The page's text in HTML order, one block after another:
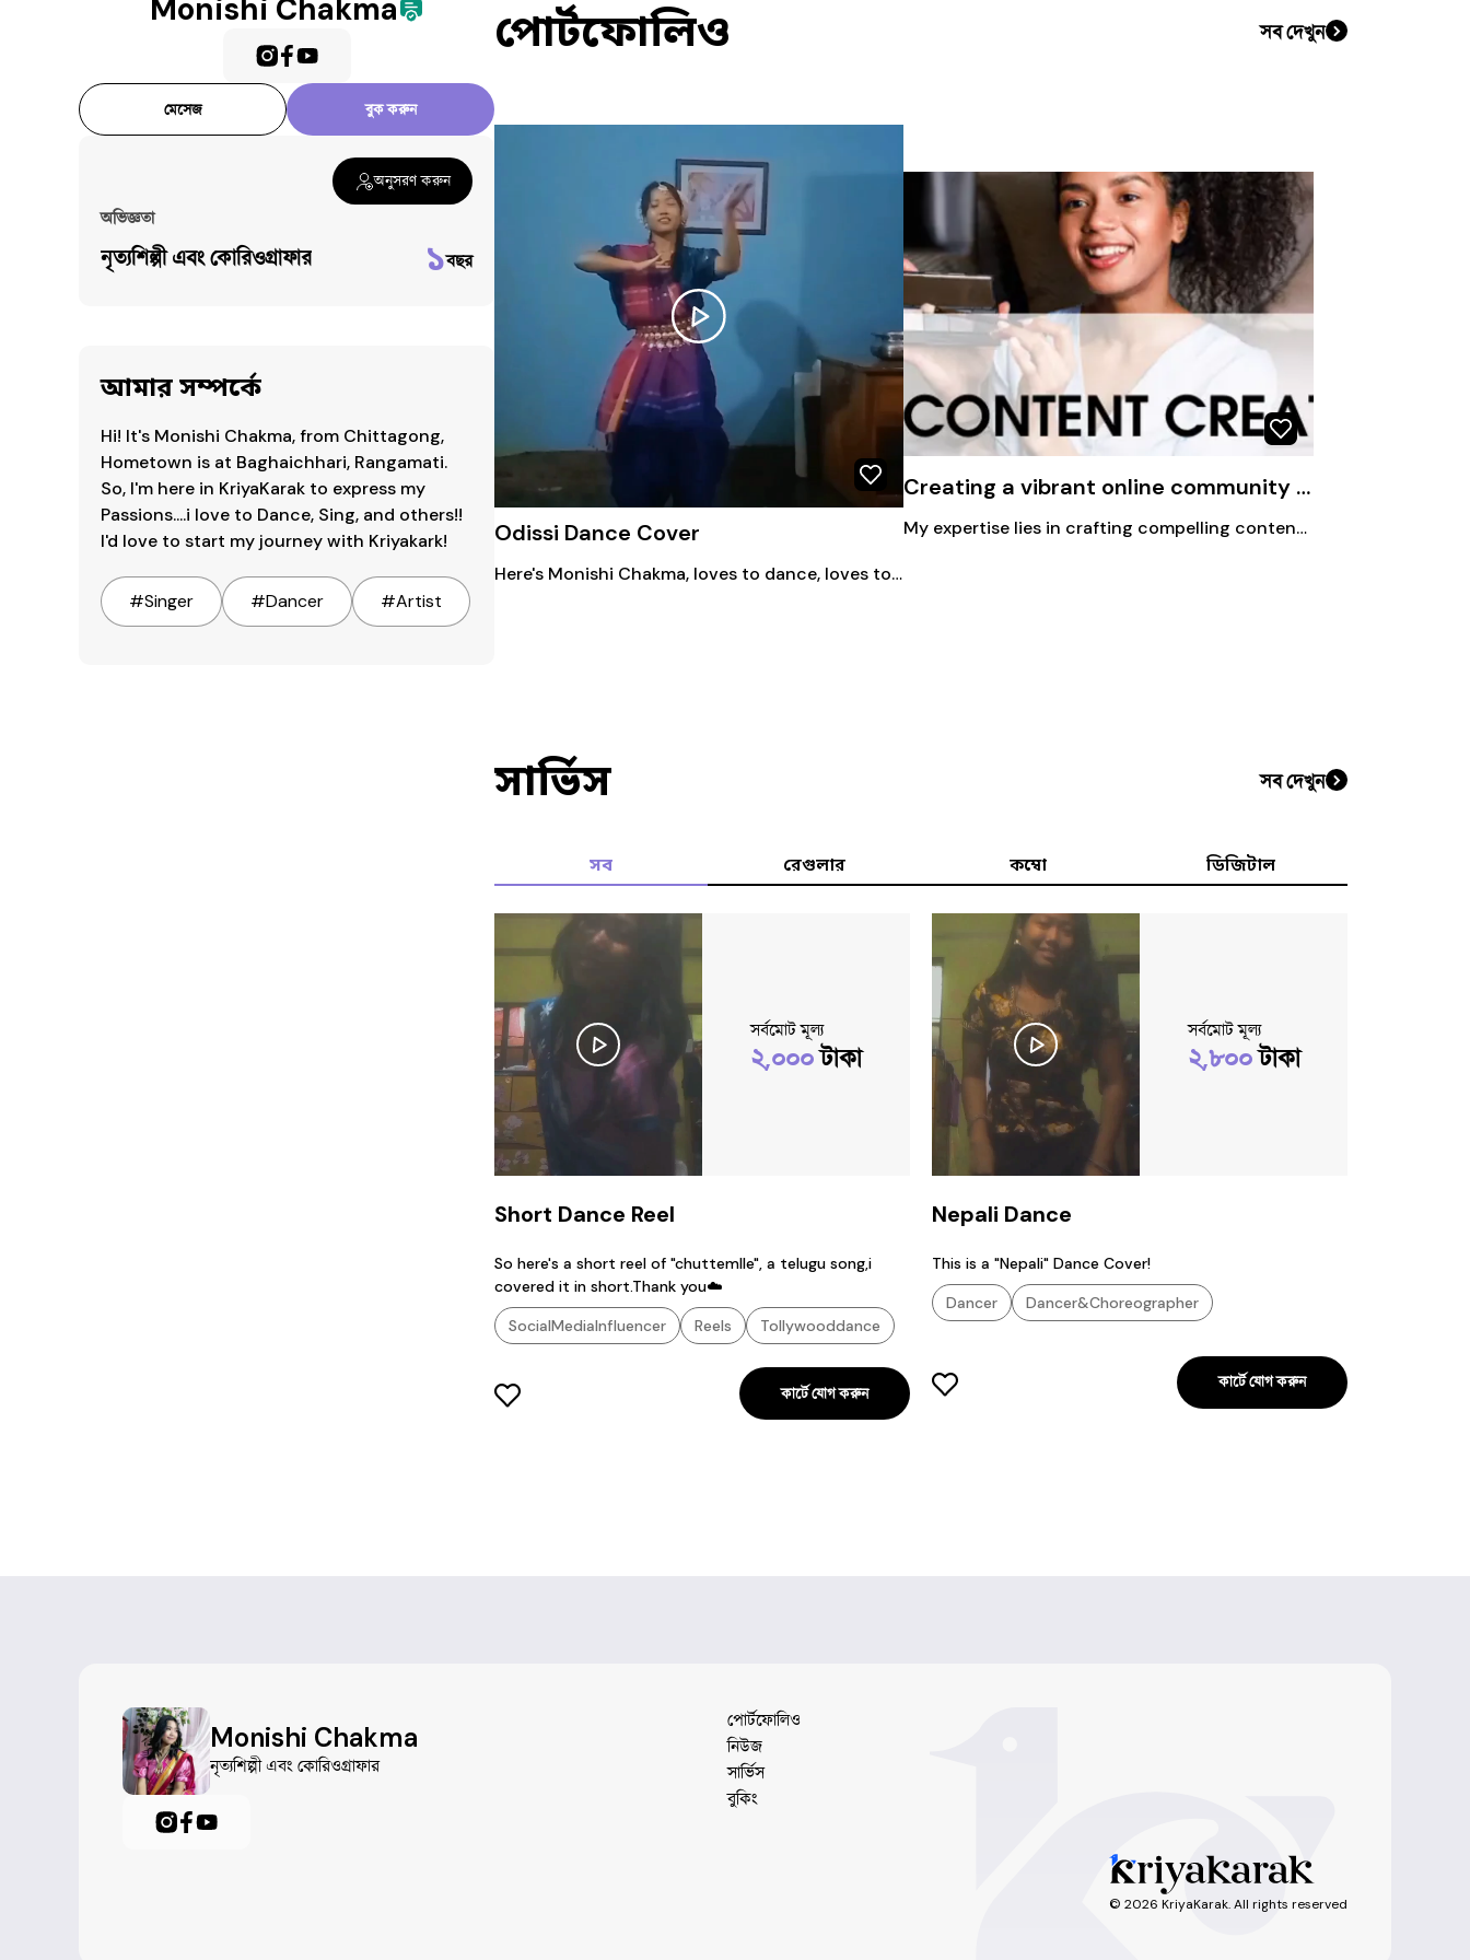
Monishi Chakma
মেসেজ বুক করুন
অনুসরণ করুন
অভিজ্ঞতা
নৃত্যশিল্পী এবং কোরিওগ্রাফার ১বছর
আমার সম্পর্কে
Hi! It's Monishi Chakma, from Chittagong,
Hometown is at Baghaichhari, Rangamati.
So, I'm here in KriyaKarak to express my
Passions....i love to Dance, Sing, and others!!
I'd love to start my journey with Kriyakark!
#Singer #Dancer #Artist
পোর্টফোলিও সব দেখুন
Odissi Dance Cover
Here's Monishi Chakma, loves to dance, loves to sing, loves to enjoy passions! I covered this short Dance concept of odissi+some bharatnatyam too..
Creating a vibrant online community around each brand I represent
My expertise lies in crafting compelling content and executing strategic campaigns that drive engagement and growth. My role encompasses:
সার্ভিস সব দেখুন
সব রেগুলার কম্বো ডিজিটাল
সর্বমোট মূল্য
২,০০০টাকা
Short Dance Reel
So here's a short reel of "chuttemlle", a telugu song,i
covered it in short.Thank you☁️
SocialMediaInfluencer
Reels Tollywooddance
কার্টে যোগ করুন
সর্বমোট মূল্য
২,৮০০টাকা
Nepali Dance
This is a "Nepali" Dance Cover!
Dancer
Dancer&Choreographer
কার্টে যোগ করুন
Monishi Chakma
নৃত্যশিল্পী এবং কোরিওগ্রাফার
পোর্টফোলিও
নিউজ
সার্ভিস
বুকিং
© 2026 KriyaKarak. All rights reserved